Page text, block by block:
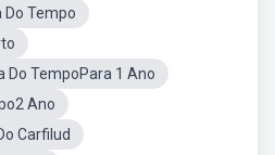
Do Tempo
Do TempoPara 1 Ano
Ano
Carfilud